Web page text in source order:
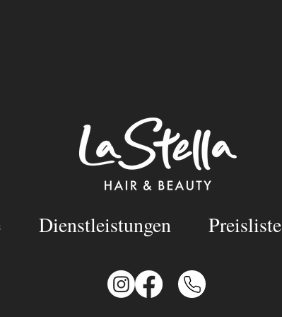
Dienstleistungen Preisliste